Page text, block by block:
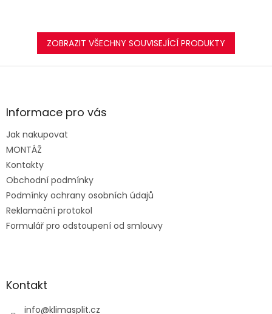
ZOBRAZIT VŠECHNY SOUVISEJÍCÍ PRODUKTY
Z
aInformace pro vás
Jak nakupovat
MONTÁŽ
Kontakty
Obchodní podmínky
Podmínky ochrany osobních údajů
Reklamační protokol
Formulář pro odstoupení od smlouvy
Kontakt
info@klimasplit.cz